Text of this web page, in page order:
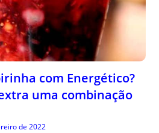
com Energético?
uma combinação
de 2022